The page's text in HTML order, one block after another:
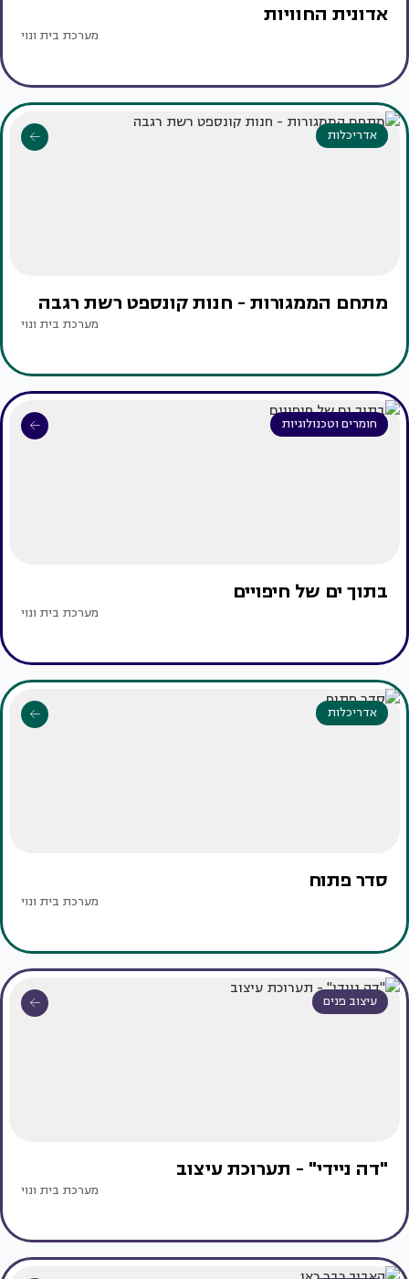
אדונית החוויות
מערכת בית ונוי
אדריכלות
מתחם הממגורות - חנות קונספט רשת רגבה
מערכת בית ונוי
חומרים וטכנולוגיות
בתוך ים של חיפויים
מערכת בית ונוי
אדריכלות
סדר פתוח
מערכת בית ונוי
עיצוב פנים
"דה ניידי" - תערוכת עיצוב
מערכת בית ונוי